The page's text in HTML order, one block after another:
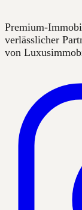
Premium-
verlässlicher
von